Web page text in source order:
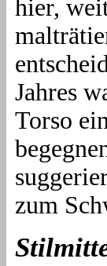
hier,
Jahres
Torso
zum